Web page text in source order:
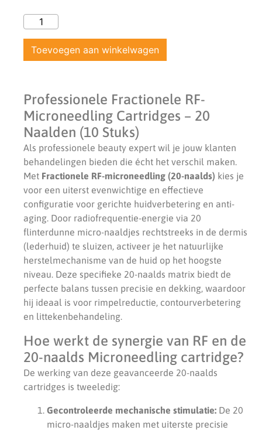
Toevoegen aan winkelwagen
Professionele Fractionele RF-
Microneedling Cartridges – 20
Naalden (10 Stuks)
Als professionele beauty expert wil je jouw klanten
behandelingen bieden die écht het verschil maken.
Met Fractionele RF-microneedling (20-naalds) kies je
voor een uiterst evenwichtige en effectieve
configuratie voor gerichte huidverbetering en anti-
aging. Door radiofrequentie-energie via 20
flinterdunne micro-naaldjes rechtstreeks in de dermis
(lederhuid) te sluizen, activeer je het natuurlijke
herstelmechanisme van de huid op het hoogste
niveau. Deze specifieke 20-naalds matrix biedt de
perfecte balans tussen precisie en dekking, waardoor
hij ideaal is voor rimpelreductie, contourverbetering
en littekenbehandeling.
Hoe werkt de synergie van RF en de
20-naalds Microneedling cartridge?
De werking van deze geavanceerde 20-naalds
cartridges is tweeledig:
Gecontroleerde mechanische stimulatie: De 20
micro-naaldjes maken met uiterste precisie